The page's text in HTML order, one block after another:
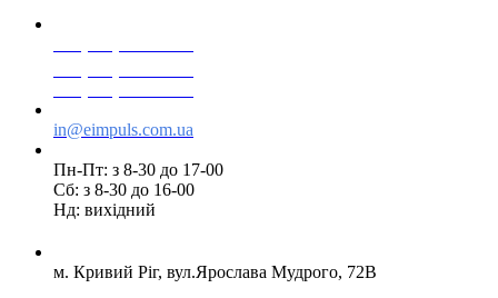
in@eimpuls.com.ua
Пн-Пт: з 8-30 до 17-00
Сб: з 8-30 до 16-00
Нд: вихідний
м. Кривий Ріг, вул.Ярослава Мудрого, 72В